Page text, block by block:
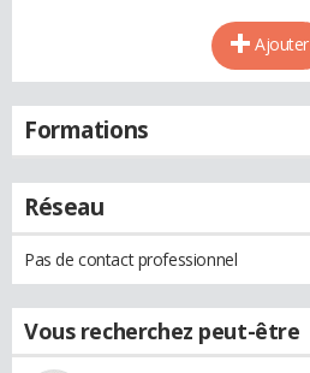
Ajouter
Formations
Réseau
Pas de contact professionnel
Vous recherchez peut-être